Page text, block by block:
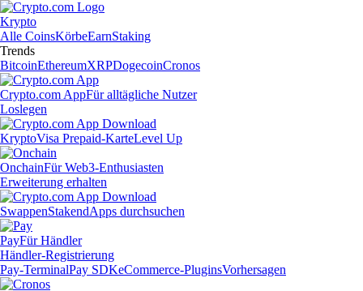
Krypto
Alle CoinsKörbeEarnStaking
Trends
BitcoinEthereumXRPDogecoinCronos
Crypto.com AppFür alltägliche Nutzer
Loslegen
KryptoVisa Prepaid-KarteLevel Up
OnchainFür Web3-Enthusiasten
Erweiterung erhalten
SwappenStakendApps durchsuchen
PayFür Händler
Händler-Registrierung
Pay-TerminalPay SDKeCommerce-PluginsVorhersagen